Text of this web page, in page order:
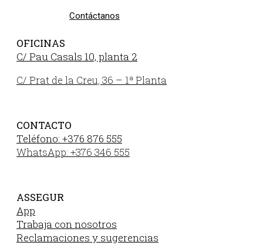
Contáctanos
OFICINAS
C/ Pau Casals 10, planta 2
C/ Prat de la Creu, 36 – 1ª Planta
CONTACTO
Teléfono: +376 876 555
WhatsApp: +376 346 555
ASSEGUR
App
Trabaja con nosotros
Reclamaciones y sugerencias